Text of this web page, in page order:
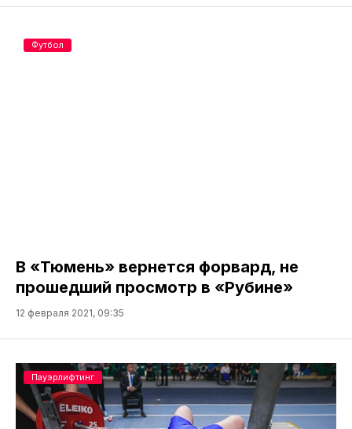
В «Тюмень» вернется форвард, не
прошедший просмотр в «Рубине»
12 февраля 2021, 09:35
Футбол
Пауэрлифтинг